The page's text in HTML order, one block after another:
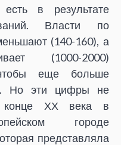
в результате
Власти по
(140-160), а
(1000-2000)
еще больше
Но эти цифры не
ХХ века в
городе
представляла